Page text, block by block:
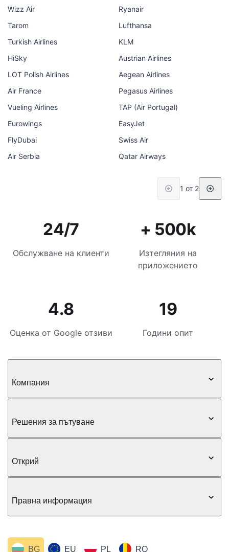
Wizz Air
Ryanair
Tarom
Lufthansa
Turkish Airlines
KLM
HiSky
Austrian Airlines
LOT Polish Airlines
Aegean Airlines
Air France
Pegasus Airlines
Vueling Airlines
TAP (Air Portugal)
Eurowings
EasyJet
FlyDubai
Swiss Air
Air Serbia
Qatar Airways
1 от 2
24/7
Обслужване на клиенти
+ 500k
Изтегляния на
приложението
4.8
Оценка от Google отзиви
19
Години опит
Компания
Решения за пътуване
Открий
Правна информация
EU
BG PL RO